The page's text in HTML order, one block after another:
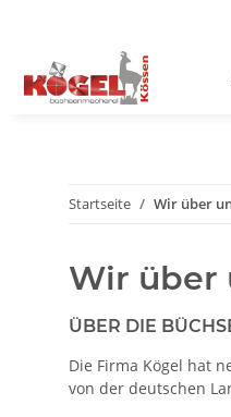
Startseite Wir über
Wir über
ÜBER DIE
Die Firma Kögel hat
von der deutschen